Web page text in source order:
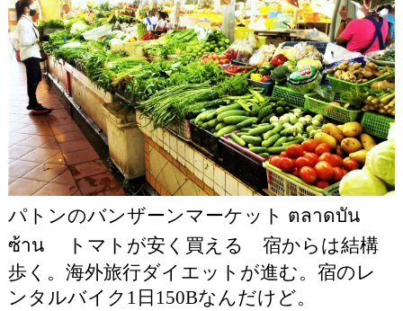
パトンのバンザーンマーケット ตลาดบัน
ซ้าน トマトが安く買える 宿からは結構
歩く。海外旅行ダイエットが進む。宿のレ
ンタルバイク1日150Bなんだけど。